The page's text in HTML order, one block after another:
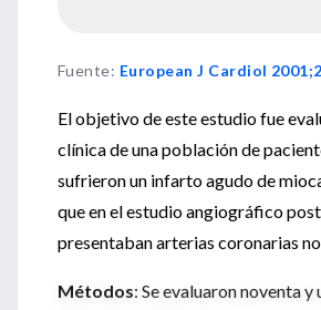
Fuente: European J Cardiol
El objetivo de este estudio fue
clínica de una población de
sufrieron un infarto agudo de
que en el estudio angiográfico
presentaban arterias coronarias
Métodos: Se evaluaron noventa y